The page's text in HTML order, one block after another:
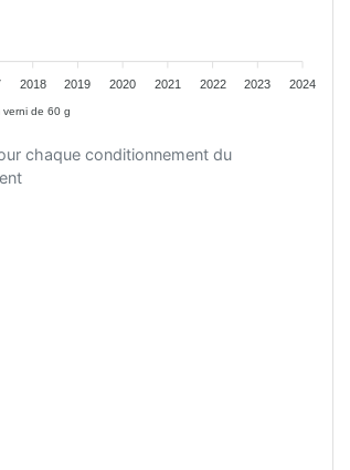
2018 2019 2020 2021 2022 2023 2024
verni de 60 g
chaque conditionnement du